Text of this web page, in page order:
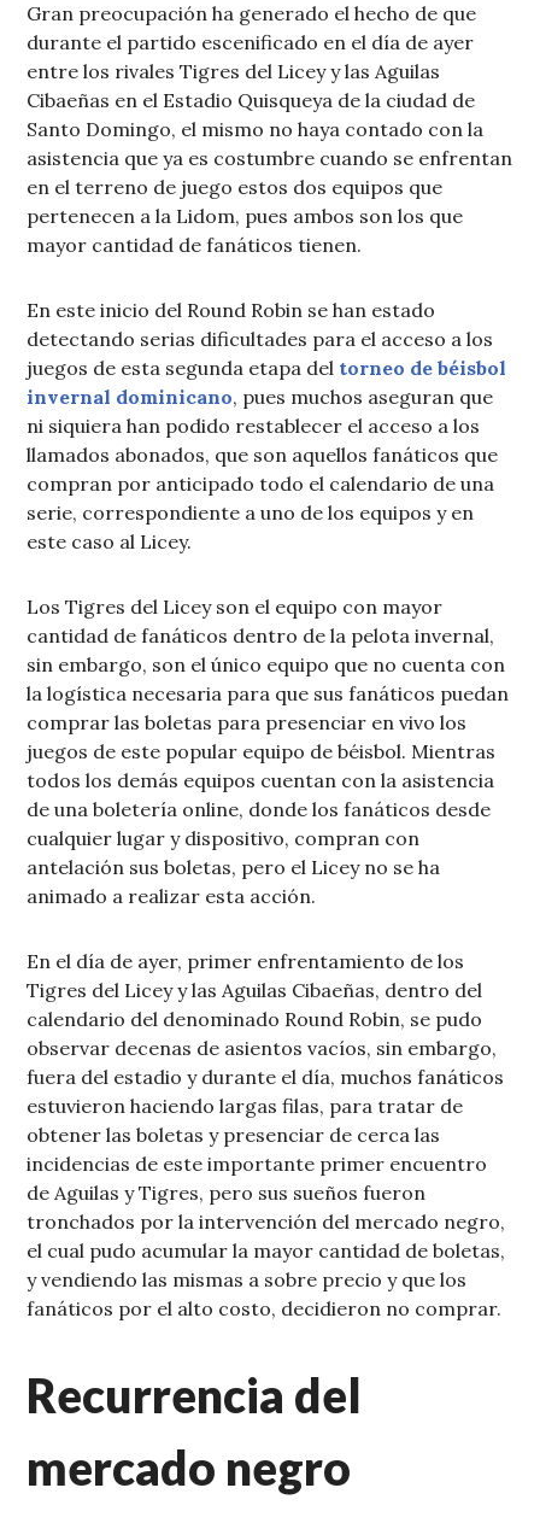
Gran preocupación ha generado el hecho de que
durante el partido escenificado en el día de ayer
entre los rivales Tigres del Licey y las Aguilas
Cibaeñas en el Estadio Quisqueya de la ciudad de
Santo Domingo, el mismo no haya contado con la
asistencia que ya es costumbre cuando se enfrentan
en el terreno de juego estos dos equipos que
pertenecen a la Lidom, pues ambos son los que
mayor cantidad de fanáticos tienen.
En este inicio del Round Robin se han estado
detectando serias dificultades para el acceso a los
juegos de esta segunda etapa del torneo de béisbol
invernal dominicano, pues muchos aseguran que
ni siquiera han podido restablecer el acceso a los
llamados abonados, que son aquellos fanáticos que
compran por anticipado todo el calendario de una
serie, correspondiente a uno de los equipos y en
este caso al Licey.
Los Tigres del Licey son el equipo con mayor
cantidad de fanáticos dentro de la pelota invernal,
sin embargo, son el único equipo que no cuenta con
la logística necesaria para que sus fanáticos puedan
comprar las boletas para presenciar en vivo los
juegos de este popular equipo de béisbol. Mientras
todos los demás equipos cuentan con la asistencia
de una boletería online, donde los fanáticos desde
cualquier lugar y dispositivo, compran con
antelación sus boletas, pero el Licey no se ha
animado a realizar esta acción.
En el día de ayer, primer enfrentamiento de los
Tigres del Licey y las Aguilas Cibaeñas, dentro del
calendario del denominado Round Robin, se pudo
observar decenas de asientos vacíos, sin embargo,
fuera del estadio y durante el día, muchos fanáticos
estuvieron haciendo largas filas, para tratar de
obtener las boletas y presenciar de cerca las
incidencias de este importante primer encuentro
de Aguilas y Tigres, pero sus sueños fueron
tronchados por la intervención del mercado negro,
el cual pudo acumular la mayor cantidad de boletas,
y vendiendo las mismas a sobre precio y que los
fanáticos por el alto costo, decidieron no comprar.
Recurrencia del
mercado negro